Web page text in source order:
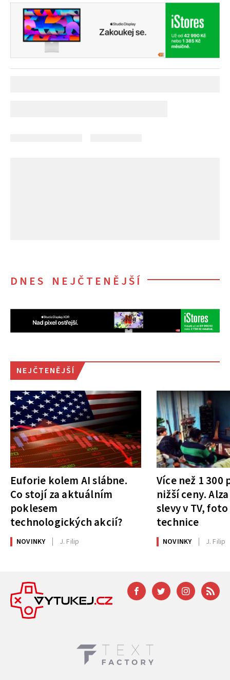
DNES NEJČTENĚJŠÍ
NEJČTENĚJŠÍ
Euforie kolem AI slábne.
Co stojí za aktuálním
poklesem
technologických akcií?
NOVINKY J. Filip
Více než 1
nižší ceny.
slevy v TV,
technice
NOVINKY J. Filip